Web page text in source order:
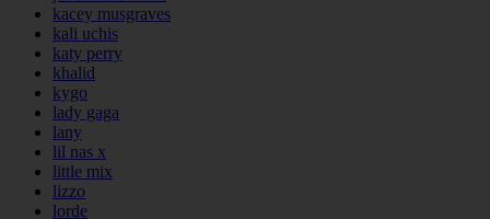
kacey musgraves
kali uchis
katy perry
khalid
kygo
lady gaga
lany
lil nas x
little mix
lizzo
lorde